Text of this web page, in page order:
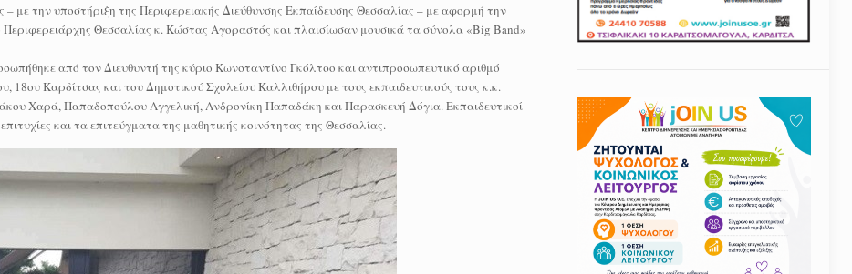
– με την υποστήριξη της Περιφερειακής Διεύθυνσης Εκπαίδευσης Θεσσαλίας – με αφορμή την
Θεσσαλίας κ. Κώστας Αγοραστός και πλαισίωσαν μουσικά τα σύνολα «Βig Βand»
από τον Διευθυντή της κύριο Κωνσταντίνο Γκόλτσο και αντιπροσωπευτικό αριθμό
Καρδίτσας και του Δημοτικού Σχολείου Καλλιθήρου με τους εκπαιδευτικούς τους κ.κ.
Χαρά, Παπαδοπούλου Αγγελική, Ανδρονίκη Παπαδάκη και Παρασκευή Δόγια. Εκπαιδευτικοί
και τα επιτεύγματα της μαθητικής κοινότητας της Θεσσαλίας.